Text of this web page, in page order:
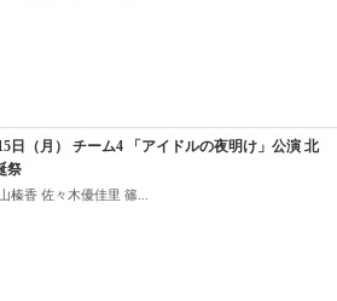
日（月） チーム4 「アイドルの夜明け」公演 北
祭
榛香 佐々木優佳里 篠...